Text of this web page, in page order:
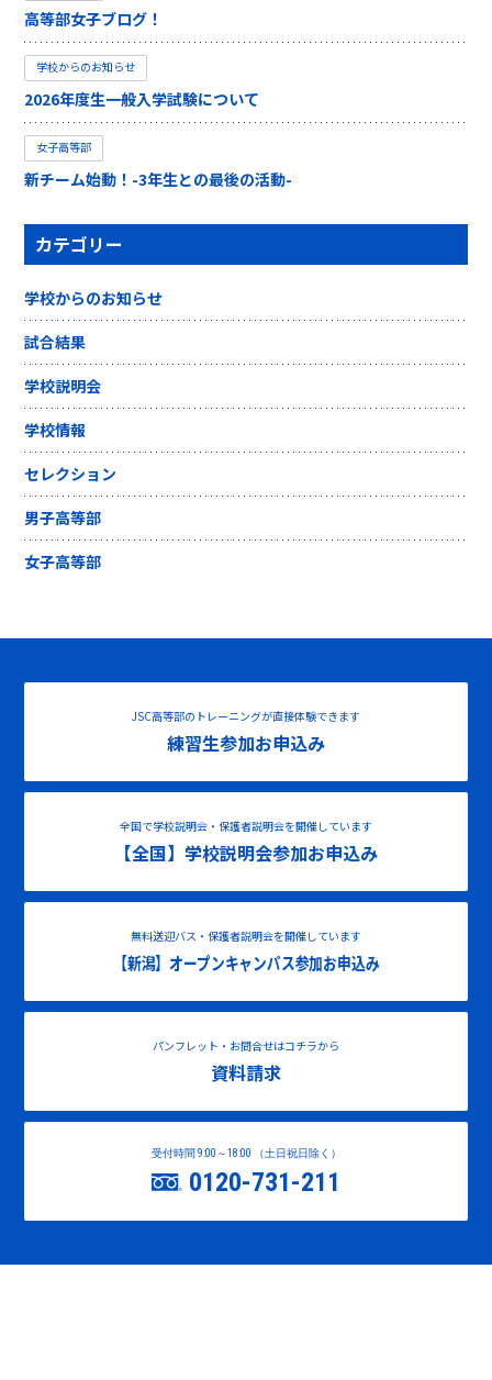
高等部女子ブログ！
学校からのお知らせ
2026年度生一般入学試験について
女子高等部
新チーム始動！-3年生との最後の活動-
カテゴリー
学校からのお知らせ
試合結果
学校説明会
学校情報
セレクション
男子高等部
女子高等部
JSC高等部のトレーニングが直接体験できます
練習生参加お申込み
全国で学校説明会・保護者説明会を開催しています
【全国】学校説明会参加お申込み
無料送迎バス・保護者説明会を開催しています
【新潟】オープンキャンパス参加お申込み
パンフレット・お問合せはコチラから
資料請求
受付時間 9:00～18:00 （土日祝日除く）
0120-731-211